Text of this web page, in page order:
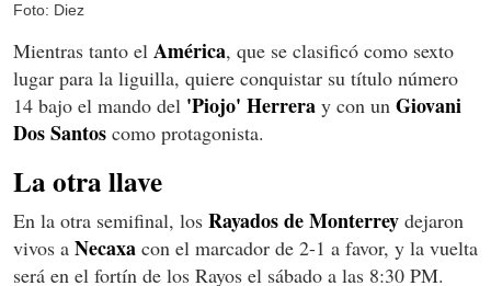
Foto: Diez
Mientras tanto el América, que se clasificó como sexto
lugar para la liguilla, quiere conquistar su título número
14 bajo el mando del 'Piojo' Herrera y con un Giovani
Dos Santos como protagonista.
La otra llave
En la otra semifinal, los Rayados de Monterrey dejaron
vivos a Necaxa con el marcador de 2-1 a favor, y la vuelta
será en el fortín de los Rayos el sábado a las 8:30 PM.